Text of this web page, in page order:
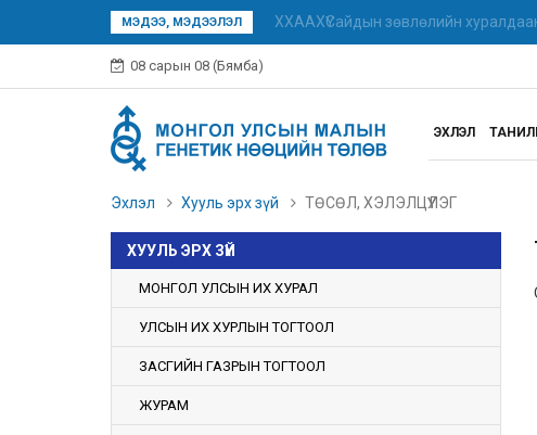
МЭДЭЭ, МЭДЭЭЛЭЛ ХХААХҮСайдын зөвлөлийн
08 сарын 08 (Бямба)
ЭХЛЭЛ
Эхлэл Хууль эрх зүй ТӨСӨЛ, ХЭЛЭЛЦҮҮЛЭГ
ХУУЛЬ ЭРХ ЗҮЙ
МОНГОЛ УЛСЫН ИХ ХУРАЛ
УЛСЫН ИХ ХУРЛЫН ТОГТООЛ
ЗАСГИЙН ГАЗРЫН ТОГТООЛ
ЖУРАМ